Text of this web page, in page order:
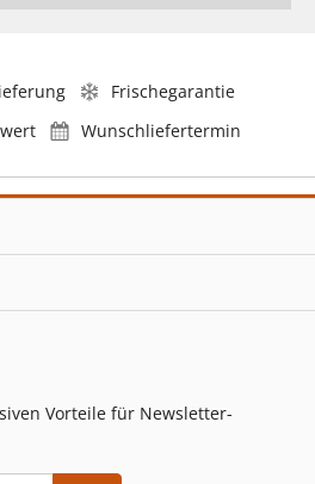
Frischegarantie
Wunschliefertermin
Vorteile für Newsletter-